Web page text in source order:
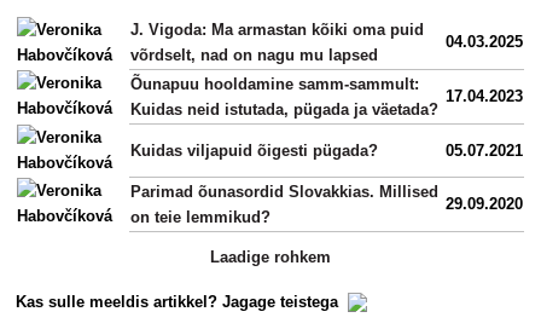
J. Vigoda: Ma armastan kõiki oma puid
võrdselt, nad on nagu mu lapsed
04.03.2025
Õunapuu hooldamine samm-sammult:
Kuidas neid istutada, pügada ja väetada?
17.04.2023
Kuidas viljapuid õigesti pügada? 05.07.2021
Parimad õunasordid Slovakkias. Millised
on teie lemmikud?
29.09.2020
Laadige rohkem
Kas sulle meeldis artikkel? Jagage teistega